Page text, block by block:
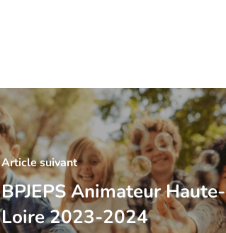
Article suivant
BPJEPS Animateur Haute-
Loire 2023-2024